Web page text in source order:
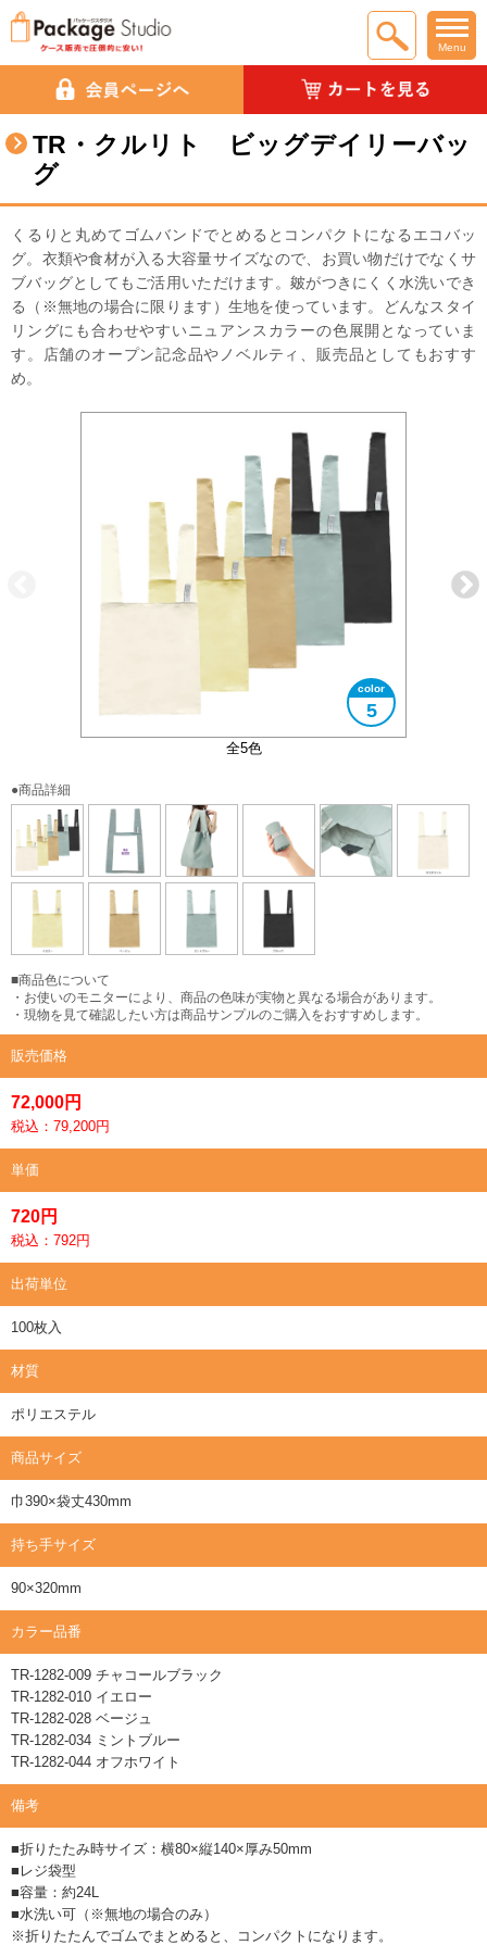
Menu
TR・クルリト ビッグデイリーバッ
グ
くるりと丸めてゴムバンドでとめるとコンパクトになるエコバッ
グ。衣類や食材が入る大容量サイズなので、お買い物だけでなくサ
ブバッグとしてもご活用いただけます。皴がつきにくく水洗いでき
る（※無地の場合に限ります）生地を使っています。どんなスタイ
リングにも合わせやすいニュアンスカラーの色展開となっていま
す。店舗のオープン記念品やノベルティ、販売品としてもおすす
め。
全5色
5
B4サイズ対応
大きさイメージ
コンパクトに折りたたむことができます
内ポケット付き
●商品詳細
■商品色について
・お使いのモニターにより、商品の色味が実物と異なる場合があります。
・現物を見て確認したい方は商品サンプルのご購入をおすすめします。
販売価格
72,000円
税込：79,200円
単価
720円
税込：792円
出荷単位
100枚入
材質
ポリエステル
商品サイズ
巾390×袋丈430mm
持ち手サイズ
90×320mm
カラー品番
TR-1282-009 チャコールブラック
TR-1282-010 イエロー
TR-1282-028 ベージュ
TR-1282-034 ミントブルー
TR-1282-044 オフホワイト
備考
■折りたたみ時サイズ：横80×縦140×厚み50mm
■レジ袋型
■容量：約24L
■水洗い可（※無地の場合のみ）
※折りたたんでゴムでまとめると、コンパクトになります。